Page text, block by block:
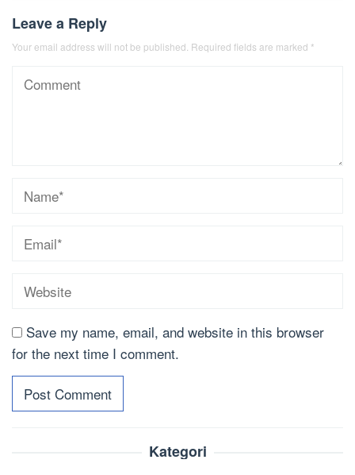
Leave a Reply
Your email address will not be published. Required fields are marked *
Save my name, email, and website in this browser
for the next time I comment.
Kategori